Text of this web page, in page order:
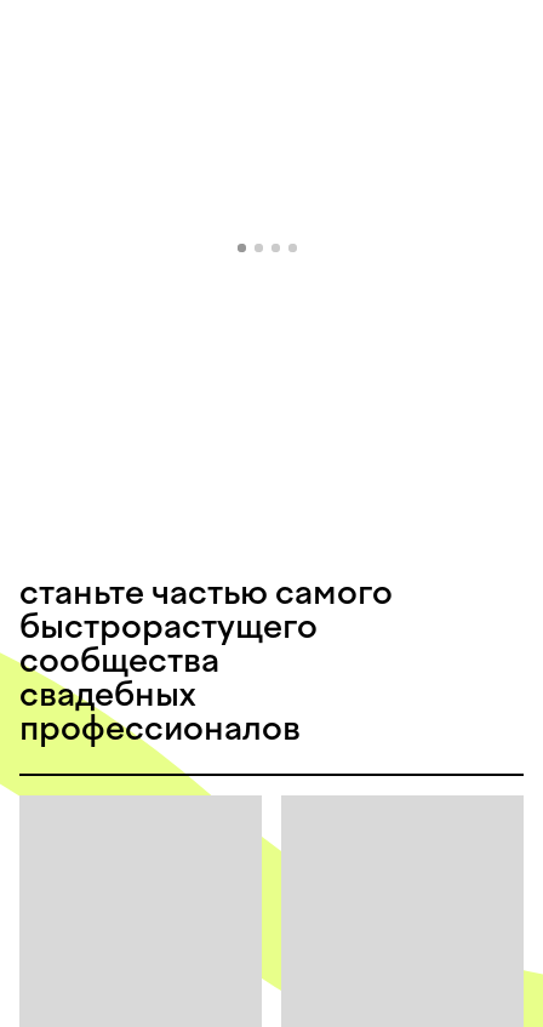
станьте частью самого
быстрорастущего
сообщества
свадебных
профессионалов